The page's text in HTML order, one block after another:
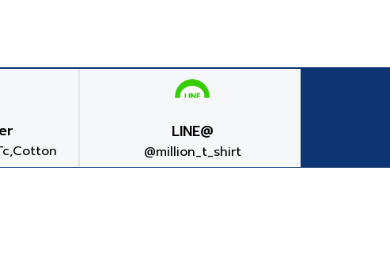
LINE@
@million_t_shirt